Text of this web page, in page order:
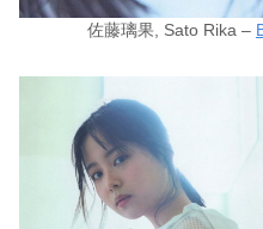
佐藤璃果, Sato Rika –